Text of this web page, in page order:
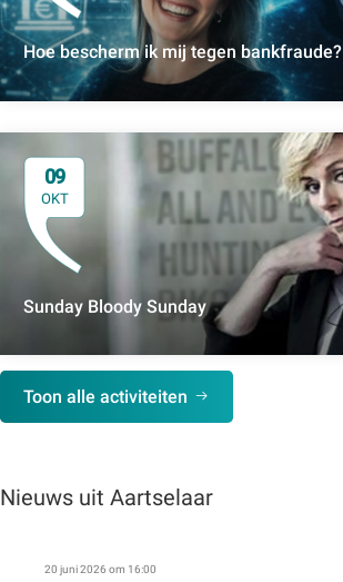
Hoe bescherm ik mij tegen bankfraude?
09
OKT
Sunday Bloody Sunday
Toon alle activiteiten
Nieuws uit Aartselaar
20 juni 2026 om 16:00